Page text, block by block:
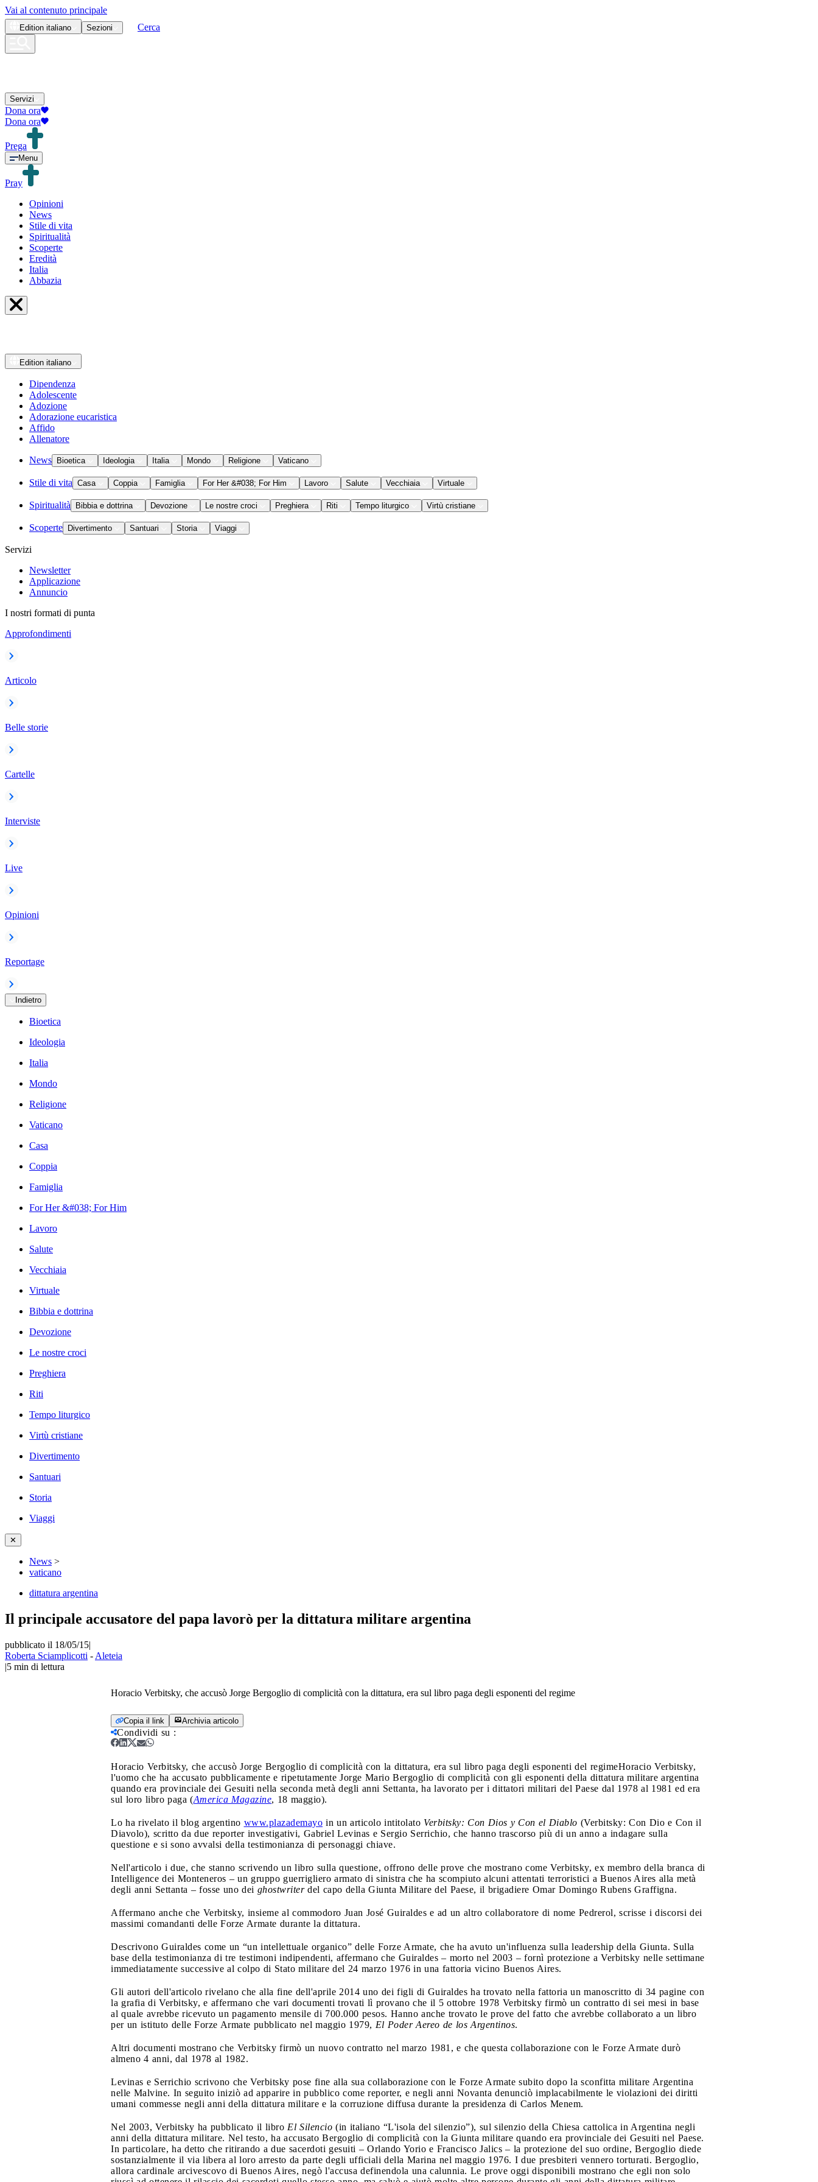
Vai al contenuto principale
Edition italiano Sezioni Cerca
Servizi
Dona ora
Dona ora
Prega
Menu
Pray
Opinioni
News
Stile di vita
Spiritualità
Scoperte
Eredità
Italia
Abbazia
Edition italiano
Dipendenza
Adolescente
Adozione
Adorazione eucaristica
Affido
Allenatore
News Bioetica Ideologia Italia Mondo Religione Vaticano
Stile di vita Casa Coppia Famiglia For Her &#038; For Him Lavoro Salute Vecchiaia Virtuale
Spiritualità Bibbia e dottrina Devozione Le nostre croci Preghiera Riti Tempo liturgico Virtù cristiane
Scoperte Divertimento Santuari Storia Viaggi
Servizi
Newsletter
Applicazione
Annuncio
I nostri formati di punta
Approfondimenti
Articolo
Belle storie
Cartelle
Interviste
Live
Opinioni
Reportage
Indietro
Bioetica
Ideologia
Italia
Mondo
Religione
Vaticano
Casa
Coppia
Famiglia
For Her &#038; For Him
Lavoro
Salute
Vecchiaia
Virtuale
Bibbia e dottrina
Devozione
Le nostre croci
Preghiera
Riti
Tempo liturgico
Virtù cristiane
Divertimento
Santuari
Storia
Viaggi
✕
News >
vaticano
dittatura argentina
Il principale accusatore del papa lavorò per la dittatura militare argentina
pubblicato il 18/05/15|
Roberta Sciamplicotti - Aleteia
|5 min di lettura
Horacio Verbitsky, che accusò Jorge Bergoglio di complicità con la dittatura, era sul libro paga degli esponenti del regime
Copia il link Archivia articolo
Condividi su :
Horacio Verbitsky, che accusò Jorge Bergoglio di complicità con la dittatura, era sul libro paga degli esponenti del regimeHoracio Verbitsky,
l'uomo che ha accusato pubblicamente e ripetutamente Jorge Mario Bergoglio di complicità con gli esponenti della dittatura militare argentina
quando era provinciale dei Gesuiti nella seconda metà degli anni Settanta, ha lavorato per i dittatori militari del Paese dal 1978 al 1981 ed era
sul loro libro paga (America Magazine, 18 maggio).
Lo ha rivelato il blog argentino www.plazademayo in un articolo intitolato Verbitsky: Con Dios y Con el Diablo (Verbitsky: Con Dio e Con il
Diavolo), scritto da due reporter investigativi, Gabriel Levinas e Sergio Serrichio, che hanno trascorso più di un anno a indagare sulla
questione e si sono avvalsi della testimonianza di personaggi chiave.
Nell'articolo i due, che stanno scrivendo un libro sulla questione, offrono delle prove che mostrano come Verbitsky, ex membro della branca di
Intelligence dei Monteneros – un gruppo guerrigliero armato di sinistra che ha scompiuto alcuni attentati terroristici a Buenos Aires alla metà
degli anni Settanta – fosse uno dei ghostwriterdel capo della Giunta Militare del Paese, il brigadiere Omar Domingo Rubens Graffigna.
Affermano anche che Verbitsky, insieme al commodoro Juan José Guiraldes e ad un altro collaboratore di nome Pedrerol, scrisse i discorsi dei
massimi comandanti delle Forze Armate durante la dittatura.
Descrivono Guiraldes come un “un intellettuale organico” delle Forze Armate, che ha avuto un'influenza sulla leadership della Giunta. Sulla
base della testimonianza di tre testimoni indipendenti, affermano che Guiraldes – morto nel 2003 – fornì protezione a Verbitsky nelle settimane
immediatamente successive al colpo di Stato militare del 24 marzo 1976 in una fattoria vicino Buenos Aires.
Gli autori dell'articolo rivelano che alla fine dell'aprile 2014 uno dei figli di Guiraldes ha trovato nella fattoria un manoscritto di 34 pagine con
la grafia di Verbitsky, e affermano che vari documenti trovati lì provano che il 5 ottobre 1978 Verbitsky firmò un contratto di sei mesi in base
al quale avrebbe ricevuto un pagamento mensile di 700.000 pesos. Hanno anche trovato le prove del fatto che avrebbe collaborato a un libro
per un istituto delle Forze Armate pubblicato nel maggio 1979, El Poder Aereo de los Argentinos.
Altri documenti mostrano che Verbitsky firmò un nuovo contratto nel marzo 1981, e che questa collaborazione con le Forze Armate durò
almeno 4 anni, dal 1978 al 1982.
Levinas e Serrichio scrivono che Verbitsky pose fine alla sua collaborazione con le Forze Armate subito dopo la sconfitta militare Argentina
nelle Malvine. In seguito iniziò ad apparire in pubblico come reporter, e negli anni Novanta denunciò implacabilmente le violazioni dei diritti
umani commesse negli anni della dittatura militare e la corruzione diffusa durante la presidenza di Carlos Menem.
Nel 2003, Verbitsky ha pubblicato il libro El Silencio (in italiano “L'isola del silenzio”), sul silenzio della Chiesa cattolica in Argentina negli
anni della dittatura militare. Nel testo, ha accusato Bergoglio di complicità con la Giunta militare quando era provinciale dei Gesuiti nel Paese.
In particolare, ha detto che ritirando a due sacerdoti gesuiti – Orlando Yorio e Francisco Jalics – la protezione del suo ordine, Bergoglio diede
sostanzialmente il via libera al loro arresto da parte degli ufficiali della Marina nel maggio 1976. I due presbiteri vennero torturati. Bergoglio,
allora cardinale arcivescovo di Buenos Aires, negò l'accusa definendola una calunnia. Le prove oggi disponibili mostrano che egli non solo